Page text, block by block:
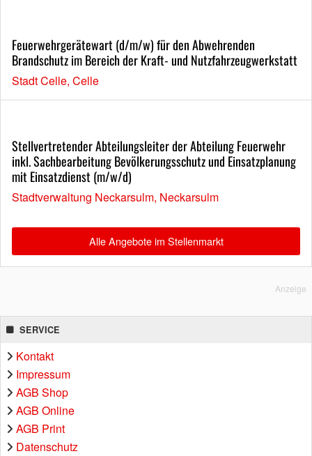
Feuerwehrgerätewart (d/m/w) für den Abwehrenden
Brandschutz im Bereich der Kraft- und Nutzfahrzeugwerkstatt
Stadt Celle, Celle
Stellvertretender Abteilungsleiter der Abteilung Feuerwehr
inkl. Sachbearbeitung Bevölkerungsschutz und Einsatzplanung
mit Einsatzdienst (m/w/d)
Stadtverwaltung Neckarsulm, Neckarsulm
Alle Angebote im Stellenmarkt
Anzeige
SERVICE
Kontakt
Impressum
AGB Shop
AGB Online
AGB Print
Datenschutz